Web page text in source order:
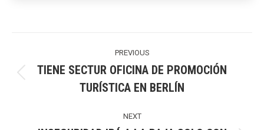
PREVIOUS
post:
TIENE SECTUR OFICINA DE PROMOCIÓN
TURÍSTICA EN BERLÍN
NEXT